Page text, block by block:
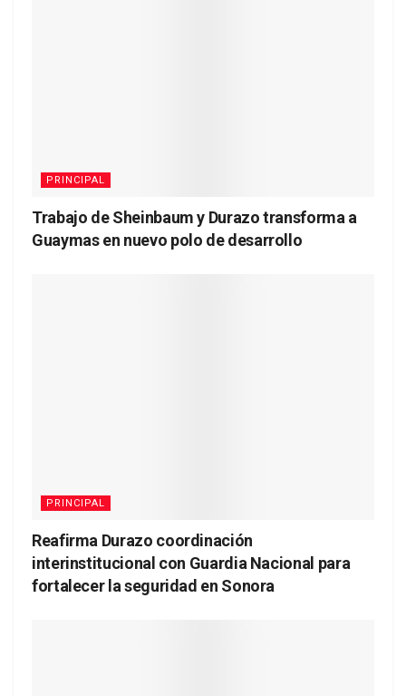
PRINCIPAL
Trabajo de Sheinbaum y Durazo transforma a
Guaymas en nuevo polo de desarrollo
PRINCIPAL
Reafirma Durazo coordinación
interinstitucional con Guardia Nacional para
fortalecer la seguridad en Sonora